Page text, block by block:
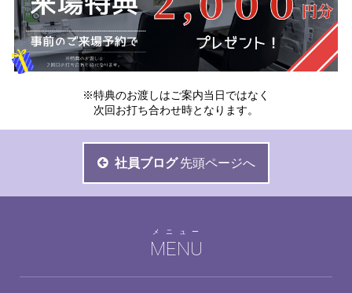
※特典のお渡しはご案内当日ではなく
次回お打ち合わせ時となります。
社員ブログ 先頭ページへ
MENU
メニュー